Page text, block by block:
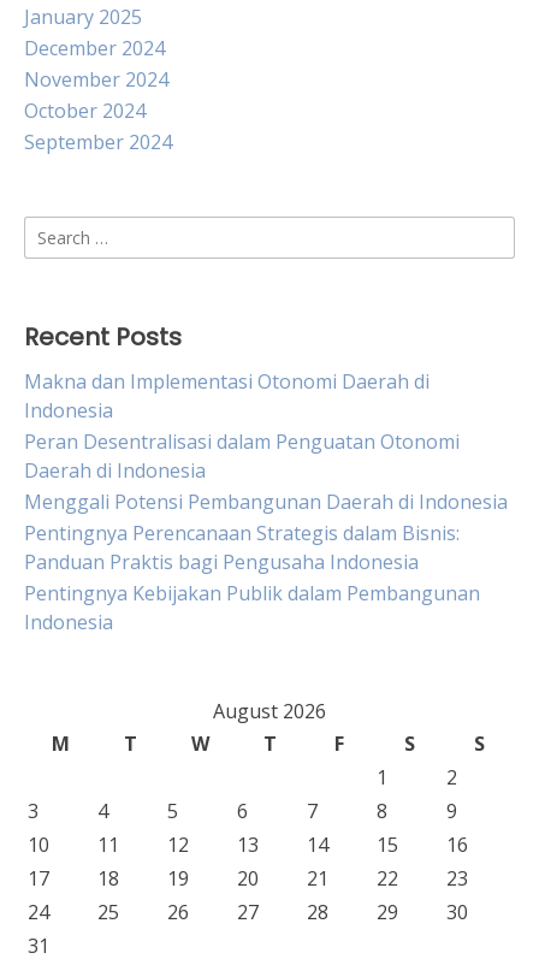
January 2025
December 2024
November 2024
October 2024
September 2024
Search
for:
Recent Posts
Makna dan Implementasi Otonomi Daerah di
Indonesia
Peran Desentralisasi dalam Penguatan Otonomi
Daerah di Indonesia
Menggali Potensi Pembangunan Daerah di Indonesia
Pentingnya Perencanaan Strategis dalam Bisnis:
Panduan Praktis bagi Pengusaha Indonesia
Pentingnya Kebijakan Publik dalam Pembangunan
Indonesia
August 2026
M
T W T F S
S
1
2
3
4 5 6 7 8
9
10
11 12 13 14 15
16
17
18 19 20 21 22
23
24
25 26 27 28 29
30
31